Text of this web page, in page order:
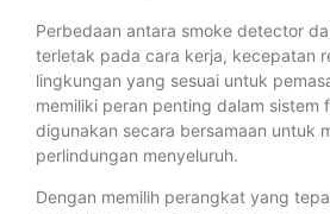
Perbedaan antara smoke detector
terletak pada cara kerja, kecepatan
lingkungan yang sesuai untuk
memiliki peran penting dalam sistem
digunakan secara bersamaan untuk
perlindungan menyeluruh.
Dengan memilih perangkat yang